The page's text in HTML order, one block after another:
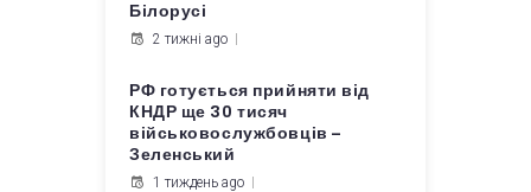
Білорусі
2 тижні ago
РФ готується прийняти від
КНДР ще 30 тисяч
військовослужбовців –
Зеленський
1 тиждень ago